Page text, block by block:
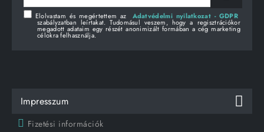
Elolvastam és megértettem az Adatvédelmi nyilatkozat - GDPR
szabályzatban leírtakat. Tudomásul veszem, hogy a regisztrációkor
megadott adataim egy részét anonimizált formában a cég marketing
célokra felhasználja.
Impresszum
Fizetési információk